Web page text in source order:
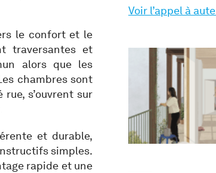
le confort et le
traversantes et
alors que les
chambres sont
s’ouvrent sur
et durable,
simples.
rapide et une
Voir l’appel à